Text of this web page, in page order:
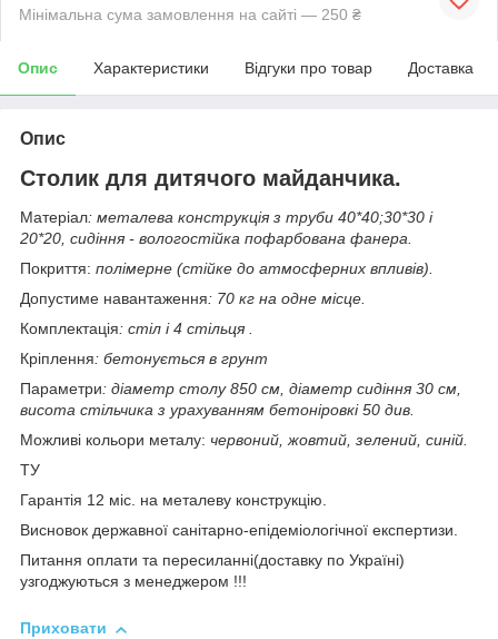
Мінімальна сума замовлення на сайті — 250 ₴
Опис Характеристики Відгуки про товар Доставка
Опис
Столик для дитячого майданчика.
Матеріал: металева конструкція з труби 40*40;30*30 і
20*20, сидіння - вологостійка пофарбована фанера.
Покриття: полімерне (стійке до атмосферних впливів).
Допустиме навантаження: 70 кг на одне місце.
Комплектація: стіл і 4 стільця .
Кріплення: бетонується в грунт
Параметри: діаметр столу 850 см, діаметр сидіння 30 см,
висота стільчика з урахуванням бетоніровкі 50 див.
Можливі кольори металу: червоний, жовтий, зелений, синій.
ТУ
Гарантія 12 міс. на металеву конструкцію.
Висновок державної санітарно-епідеміологічної експертизи.
Питання оплати та пересиланні(доставку по Україні)
узгоджуються з менеджером !!!
Приховати